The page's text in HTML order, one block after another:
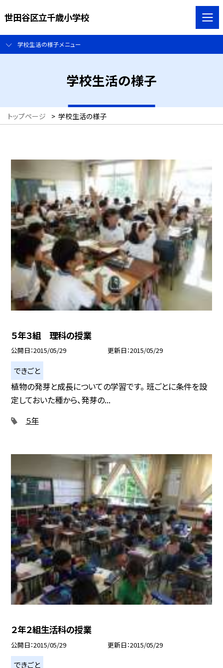
世田谷区立千歳小学校
学校生活の様子メニュー
学校生活の様子
トップページ > 学校生活の様子
５年３組 理科の授業
公開日 2015/05/29 更新日 2015/05/29
できごと
植物の発芽と成長についての学習です。 班ごとに条件を設
定しておいた種から、発芽の...
５年
２年２組生活科の授業
公開日 2015/05/29 更新日 2015/05/29
できごと